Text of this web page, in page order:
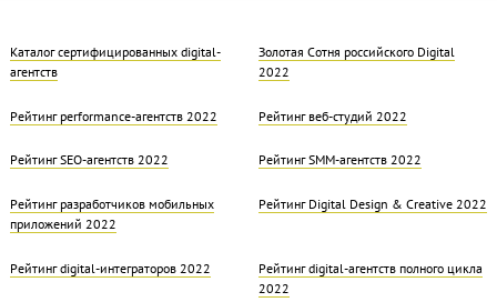
Каталог сертифицированных digital-
агентств
Золотая Cотня российского Digital
2022
Рейтинг performance-агентств 2022 Рейтинг веб-студий 2022
Рейтинг SEO-агентств 2022 Рейтинг SMM-агентств 2022
Рейтинг разработчиков мобильных
приложений 2022
Рейтинг Digital Design & Creative 2022
Рейтинг digital-интеграторов 2022
Рейтинг digital-агентств полного цикла
2022